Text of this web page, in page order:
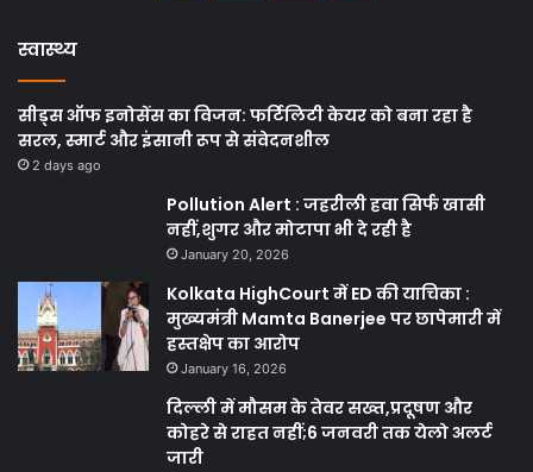
स्वास्थ्य
सीड्स ऑफ इनोसेंस का विजन: फर्टिलिटी केयर को बना रहा है
सरल, स्मार्ट और इंसानी रूप से संवेदनशील
2 days ago
Pollution Alert : जहरीली हवा सिर्फ खासी
नहीं,शुगर और मोटापा भी दे रही है
January 20, 2026
Kolkata HighCourt में ED की याचिका :
मुख्यमंत्री Mamta Banerjee पर छापेमारी में
हस्तक्षेप का आरोप
January 16, 2026
दिल्ली में मौसम के तेवर सख्त,प्रदूषण और
कोहरे से राहत नहीं;6 जनवरी तक येलो अलर्ट
जारी